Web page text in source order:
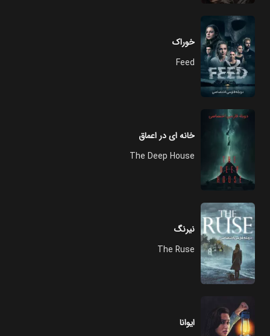
خوراک
Feed
خانه ای در اعماق
The Deep House
نیرنگ
The Ruse
ایوانا